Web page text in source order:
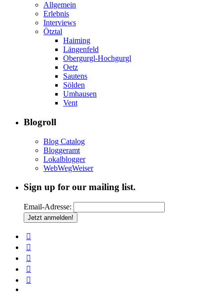
Allgemein
Erlebnis
Interviews
Ötztal
Haiming
Längenfeld
Obergurgl-Hochgurgl
Oetz
Sautens
Sölden
Umhausen
Vent
Blogroll
Blog Catalog
Bloggeramt
Lokalblogger
WebWegWeiser
Sign up for our mailing list.
Email-Adresse: